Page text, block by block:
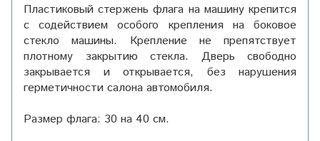
Пластиковый стержень флага на машину крепится
с содействием особого крепления на боковое
стекло машины. Крепление не препятствует
плотному закрытию стекла. Дверь свободно
закрывается и открывается, без нарушения
герметичности салона автомобиля.
Размер флага: 30 на 40 см.